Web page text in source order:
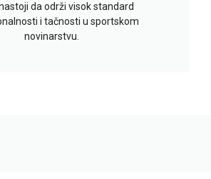
da održi visok standard
i tačnosti u sportskom
novinarstvu.